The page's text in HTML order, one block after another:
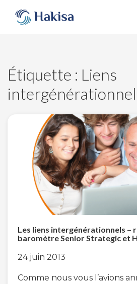
contenu
Étiquette : Liens
Les liens intergénérationnels –
baromètre Senior Strategic et
24 juin 2013
Comme nous vous l’avions